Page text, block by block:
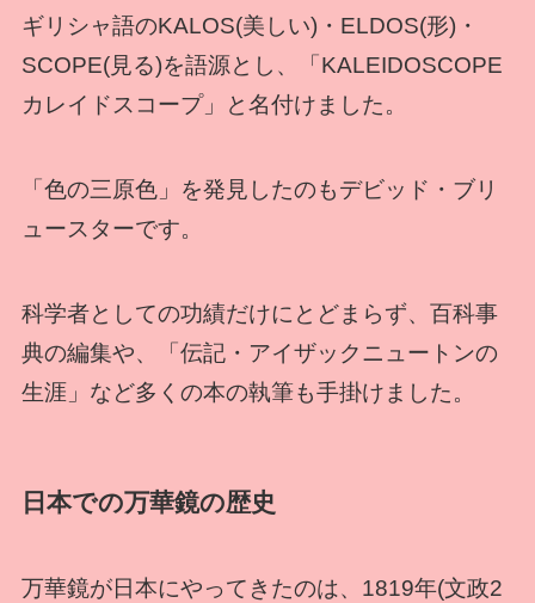
ギリシャ語のKALOS(美しい)・ELDOS(形)・
SCOPE(見る)を語源とし、「KALEIDOSCOPE
カレイドスコープ」と名付けました。
「色の三原色」を発見したのもデビッド・ブリ
ュースターです。
科学者としての功績だけにとどまらず、百科事
典の編集や、「伝記・アイザックニュートンの
生涯」など多くの本の執筆も手掛けました。
日本での万華鏡の歴史
万華鏡が日本にやってきたのは、1819年(文政2